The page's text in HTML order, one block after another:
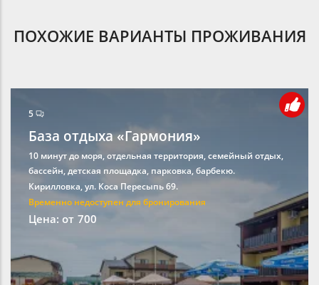
ПОХОЖИЕ ВАРИАНТЫ ПРОЖИВАНИЯ
5
База отдыха «Гармония»
10 минут до моря, отдельная территория, семейный отдых,
бассейн, детская площадка, парковка, барбекю.
Кирилловка, ул. Коса Пересыпь 69.
Временно недоступен для бронирования
Цена: от 700